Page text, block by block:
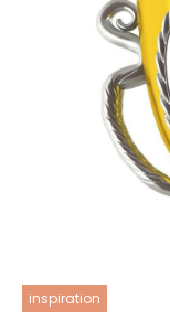
inspiration